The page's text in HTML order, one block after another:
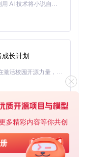
多精彩内容等你共创
肽链的智能构建
驱动的构建方式，用
可自动生成对应的化
型。该功能基于自定
种标准氨基酸和常见
核苷酸序列输入和二
分子模块测试报告）
苷酸合成方案制定。
糖核苷酸链。
结构平均需要47分
Toonflow 是一款 AI 短剧漫剧工具，能够利用 AI 技术将小说自动转化为剧本，并结合 AI 生成的图片和视频，实现高效的短剧创作。借助 Toonflow，可以轻松完成从文字到影像的全流程，让短剧制作变得更加智能与便捷。
长计划
「源启盛夏」暑期校园开发者成长计划旨在激活校园开源力量，通过积分激励、认证扶持、资源倾斜等形式，引导高校组织和开发者完成「入驻 — 建项目 — 做贡献 — 获认证 — 得资源」的完整闭环。无论你是想带领社团入驻平台的组织者，还是希望用代码贡献证明自己的开发者，都能在这里找到属于你的成长路径。
免费、本地、开源的 24/7 全天候 Cowork 应用，以及适用于 Gemini CLI、Claude Code、Codex、OpenCode、Qwen Code、Goose CLI、Auggie 等的 OpenClaw | 🌟 喜欢就点star吧